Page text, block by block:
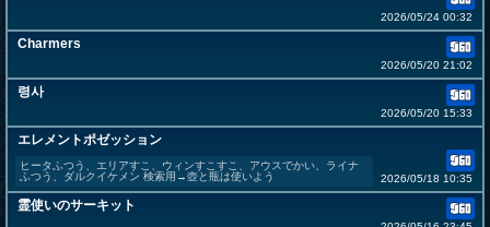
2026/05/24 00:32
Charmers
2026/05/20 21:02
령사
2026/05/20 15:33
エレメントポゼッション
ヒータふつう、エリアすこ、ウィンすこすこ、アウスでかい、ライナ
ふつう、ダルクイケメン 検索用→壺と瓶は使いよう
2026/05/18 10:35
霊使いのサーキット